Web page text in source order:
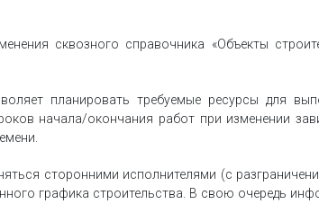
сквозного справочника «Объекты
планировать требуемые ресурсы для
начала/окончания работ при изменении
сторонними исполнителями (с
графика строительства. В свою очередь